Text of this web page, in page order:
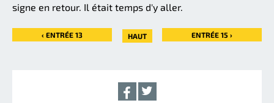
signe en retour. Il était temps d'y aller.
‹ ENTRÉE 13 HAUT ENTRÉE 15 ›